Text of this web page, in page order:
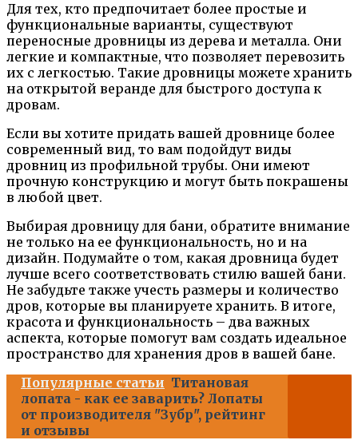
Для тех, кто предпочитает более простые и
функциональные варианты, существуют
переносные дровницы из дерева и металла. Они
легкие и компактные, что позволяет перевозить
их с легкостью. Такие дровницы можете хранить
на открытой веранде для быстрого доступа к
дровам.
Если вы хотите придать вашей дровнице более
современный вид, то вам подойдут виды
дровниц из профильной трубы. Они имеют
прочную конструкцию и могут быть покрашены
в любой цвет.
Выбирая дровницу для бани, обратите внимание
не только на ее функциональность, но и на
дизайн. Подумайте о том, какая дровница будет
лучше всего соответствовать стилю вашей бани.
Не забудьте также учесть размеры и количество
дров, которые вы планируете хранить. В итоге,
красота и функциональность – два важных
аспекта, которые помогут вам создать идеальное
пространство для хранения дров в вашей бане.
Популярные статьи Титановая
лопата - как ее заварить? Лопаты
от производителя "Зубр", рейтинг
и отзывы